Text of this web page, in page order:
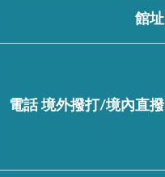
館址
電話 境外撥打/境內直撥